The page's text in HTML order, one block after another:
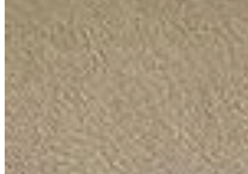
Adopter une approche zéro déchet en transformant
factures d'eau peuvent être considérablement réduites
les systèmes d'approvisionnement en eau locaux, tout en
Quels objets utiliser pour un récupérateur
Pour créer un récupérateur d'eau de pluie, explorez les
n’hésitez pas à faire preuve d'originalité avec des
et quelques modifications simples suffiront à préparer ces
Nettoyage et préparation de votre
Avant de transformer votre futur récupérateur d'eau,
remplir l'objet et observer d'éventuelles fuites peut éviter
l'utilisation de l'eau collectée.